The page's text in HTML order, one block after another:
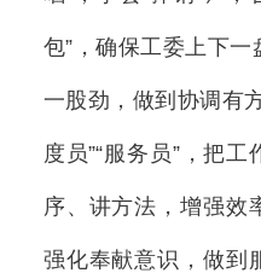
包”，确保工委上下
一股劲，做到协调有
度员”“服务员”，把
序、讲方法，增强效
强化奉献意识，做到